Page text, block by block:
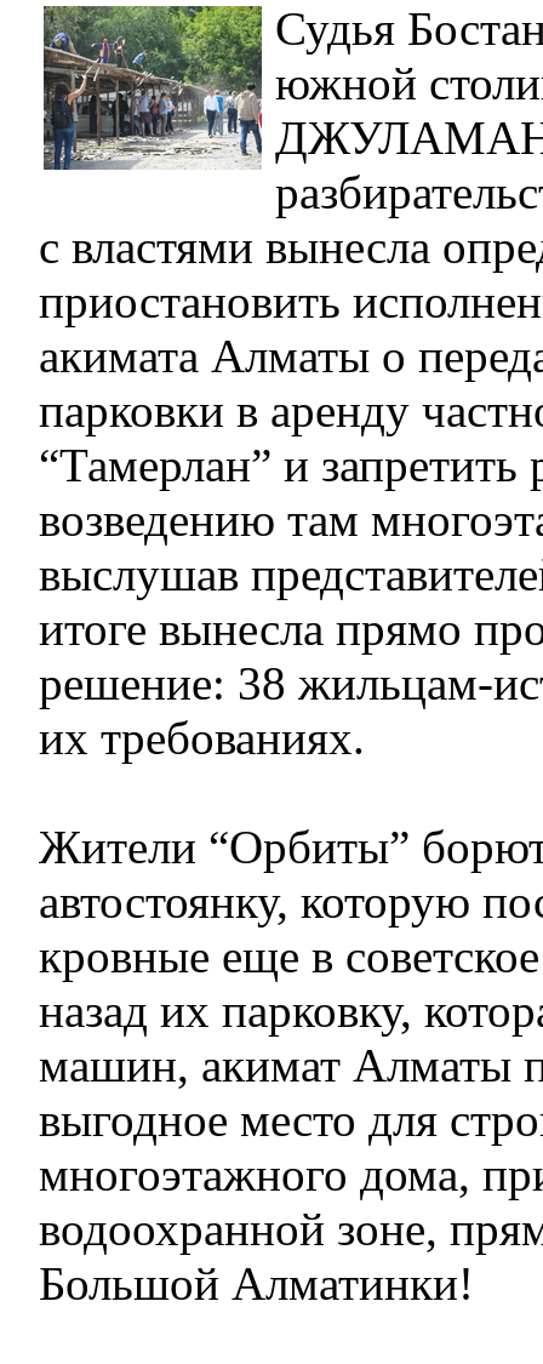
Судья
южной
с властями вынесла
приостановить
акимата Алматы о
парковки в аренду
“Тамерлан” и запретить
возведению там
выслушав
итоге вынесла прямо
решение: 38 жильцам-
их требованиях.
Жители “Орбиты”
автостоянку, которую
кровные еще в
назад их парковку,
машин, акимат Алматы
выгодное место для
многоэтажного дома,
водоохранной зоне,
Большой Алматинки!